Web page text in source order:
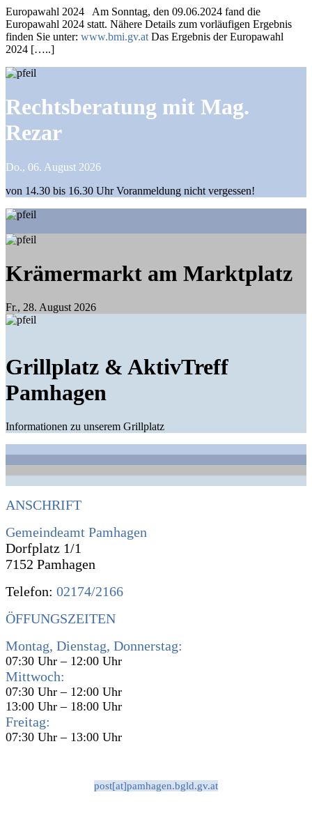
Europawahl 2024 Am Sonntag, den 09.06.2024 fand die
Europawahl 2024 statt. Nähere Details zum vorläufigen Ergebnis
finden Sie unter: www.bmi.gv.at Das Ergebnis der Europawahl
2024 […..]
Rechtsberatung mit Mag.
Rezar
Do., 06. August 2026
von 14.30 bis 16.30 Uhr Voranmeldung nicht vergessen!
Krämermarkt am Marktplatz
Fr., 28. August 2026
Grillplatz & AktivTreff
Pamhagen
Informationen zu unserem Grillplatz
ANSCHRIFT
Gemeindeamt Pamhagen
Dorfplatz 1/1
7152 Pamhagen
Telefon: 02174/2166
ÖFFUNGSZEITEN
Montag, Dienstag, Donnerstag:
07:30 Uhr – 12:00 Uhr
Mittwoch:
07:30 Uhr – 12:00 Uhr
13:00 Uhr – 18:00 Uhr
Freitag:
07:30 Uhr – 13:00 Uhr
post[at]pamhagen.bgld.gv.at